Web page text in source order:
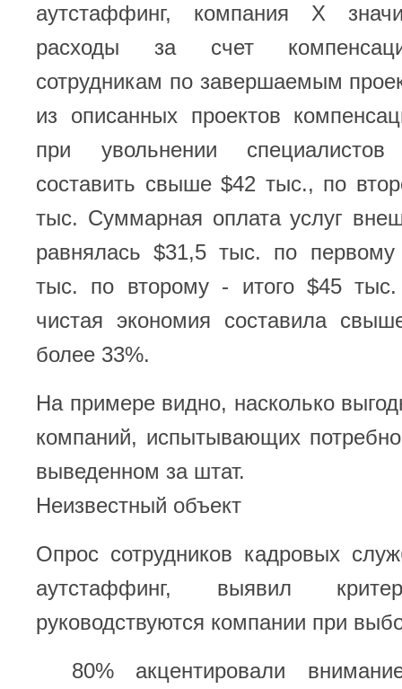
аутстаффинг, компания Х
расходы за счет
сотрудникам по завершаемым
из описанных проектов
при увольнении
составить свыше $42 тыс., по
тыс. Суммарная оплата услуг
равнялась $31,5 тыс. по
тыс. по второму - итого $45
чистая экономия составила
более 33%.
На примере видно, насколько
компаний, испытывающих
выведенном за штат.
Неизвестный объект
Опрос сотрудников кадровых
аутстаффинг, выявил
руководствуются компании при
80% акцентировали